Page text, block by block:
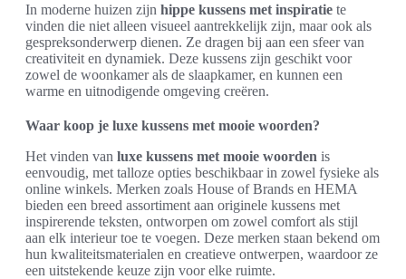
In moderne huizen zijn hippe kussens met inspiratie te
vinden die niet alleen visueel aantrekkelijk zijn, maar ook als
gespreksonderwerp dienen. Ze dragen bij aan een sfeer van
creativiteit en dynamiek. Deze kussens zijn geschikt voor
zowel de woonkamer als de slaapkamer, en kunnen een
warme en uitnodigende omgeving creëren.
Waar koop je luxe kussens met mooie woorden?
Het vinden van luxe kussens met mooie woorden is
eenvoudig, met talloze opties beschikbaar in zowel fysieke als
online winkels. Merken zoals House of Brands en HEMA
bieden een breed assortiment aan originele kussens met
inspirerende teksten, ontworpen om zowel comfort als stijl
aan elk interieur toe te voegen. Deze merken staan bekend om
hun kwaliteitsmaterialen en creatieve ontwerpen, waardoor ze
een uitstekende keuze zijn voor elke ruimte.